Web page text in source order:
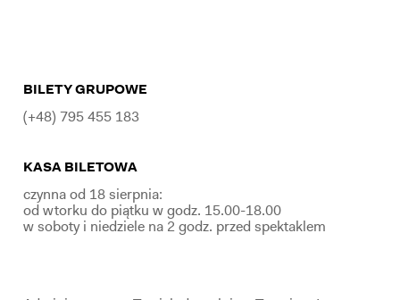
BILETY GRUPOWE
(+48) 795 455 183
KASA BILETOWA
czynna od 18 sierpnia:
od wtorku do piątku w godz. 15.00-18.00
w soboty i niedziele na 2 godz. przed spektaklem